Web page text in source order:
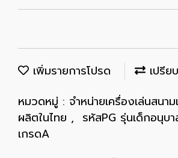
เพิ่มรายการโปรด
เปรีย
หมวดหมู่ : จำหน่ายเครื่องเล่นสนา
ผลิตในไทย , รหัสPG รุ่นเด็กอนุบ
เกรดA